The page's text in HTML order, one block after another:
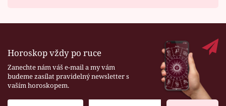
Horoskop vždy po ruce
Zanechte nám váš e-mail a my vám
budeme zasílat pravidelný newsletter s
vaším horoskopem.